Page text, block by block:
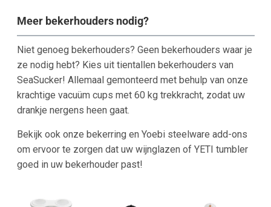
Meer bekerhouders nodig?
Niet genoeg bekerhouders? Geen bekerhouders waar je
ze nodig hebt? Kies uit tientallen bekerhouders van
SeaSucker! Allemaal gemonteerd met behulp van onze
krachtige vacuüm cups met 60 kg trekkracht, zodat uw
drankje nergens heen gaat.
Bekijk ook onze bekerring en Yoebi steelware add-ons
om ervoor te zorgen dat uw wijnglazen of YETI tumbler
goed in uw bekerhouder past!